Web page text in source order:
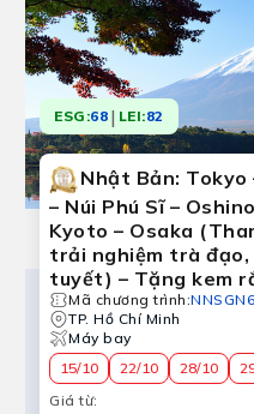
ESG:68 | LEI:82
Nhật Bản: Tokyo
– Núi Phú Sĩ –
Kyoto – Osaka
trải nghiệm trà đạo,
tuyết) – Tặng kem
Mã chương trình:
TP. Hồ Chí Minh
Máy bay
15/10
22/10 28/10
Giá từ: